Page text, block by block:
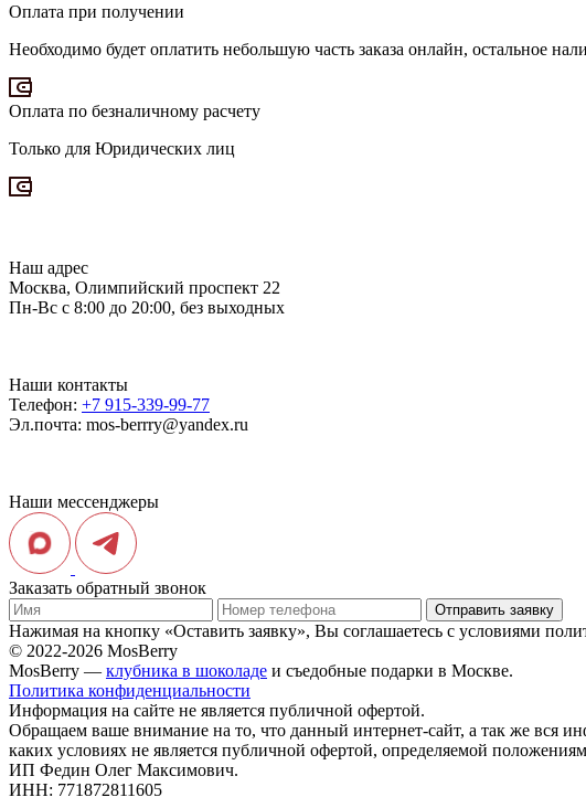
Оплата при получении
Необходимо будет оплатить небольшую часть заказа онлайн, остальное
Оплата по безналичному расчету
Только для Юридических лиц
Наш адрес
Москва, Олимпийский проспект 22
Пн-Вс с 8:00 до 20:00, без выходных
Наши контакты
Телефон: +7 915-339-99-77
Эл.почта: mos-berrry@yandex.ru
Наши мессенджеры
Заказать обратный звонок
Нажимая на кнопку «Оставить заявку», Вы соглашаетесь с условиями
© 2022-2026 MosBerry
MosBerry — клубника в шоколаде и съедобные подарки в Москве.
Политика конфиденциальности
Информация на сайте не является публичной офертой.
Обращаем ваше внимание на то, что данный интернет-сайт, а так же вся
каких условиях не является публичной офертой, определяемой
ИП Федин Олег Максимович.
ИНН: 771872811605